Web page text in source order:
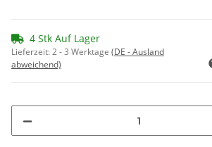
4 Stk Auf Lager
Lieferzeit:2 - 3 Werktage (DE - Ausland
abweichend)